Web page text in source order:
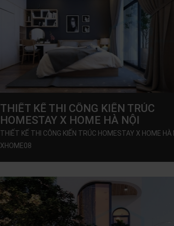
THIẾT KẾ THI CÔNG KIẾN TRÚC
HOMESTAY X HOME HÀ NỘI
XHOME08
THIẾT KẾ THI CÔNG KIẾN TRÚC HOMESTAY X HOME HÀ
XHOME08